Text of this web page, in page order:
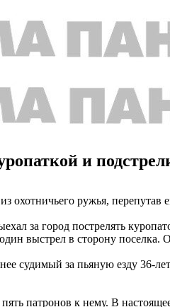
и
охотничьего ружья,
за город пострелять
выстрел в сторону поселка.
судимый за пьяную езду 36-
патронов к нему. В